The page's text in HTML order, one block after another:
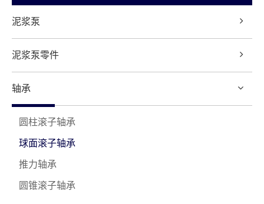
泥浆泵
泥浆泵零件
轴承
圆柱滚子轴承
球面滚子轴承
推力轴承
圆锥滚子轴承